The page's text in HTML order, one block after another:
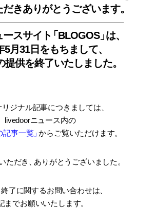
きありがとうございます。
ースサイ ト「BLOGOS」は、
5月31日をもちまして、
提供を終了いたしました。
リジナル記事につきましては
livedoorニュース内の
記事一覧」からご覧いただけます。
ただき ありがとうございました。
了に関するお問い合わせは、
までお願いいたします。